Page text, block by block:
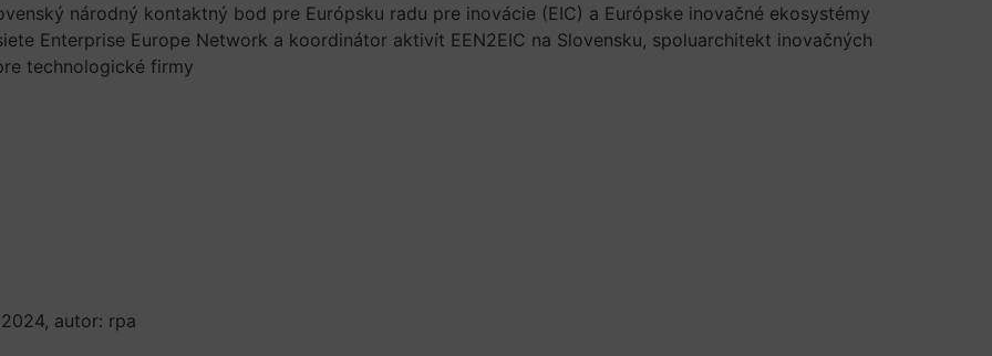
národný kontaktný bod pre Európsku radu pre inovácie (EIC) a Európske inovačné ekosystémy
Enterprise Europe Network a koordinátor aktivít EEN2EIC na Slovensku, spoluarchitekt inovačných
technologické firmy
autor: rpa